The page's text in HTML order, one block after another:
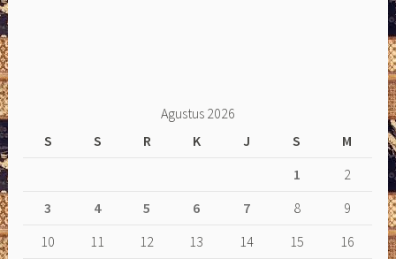
Agustus 2026
S
S R K J S
M
1
2
3
4 5 6 7 8
9
10
11 12 13 14 15
16